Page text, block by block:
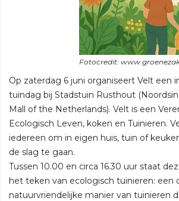
Op zaterdag 6 juni organiseert Velt een
tuindag bij Stadstuin Rusthout
Mall of the Netherlands). Velt is een
Ecologisch Leven, koken en Tuinieren.
iedereen om in eigen huis, tuin of
de slag te gaan.
Tussen 10.00 en circa 16.30 uur staat
het teken van ecologisch tuinieren: een
natuurvriendelijke manier van tuinieren